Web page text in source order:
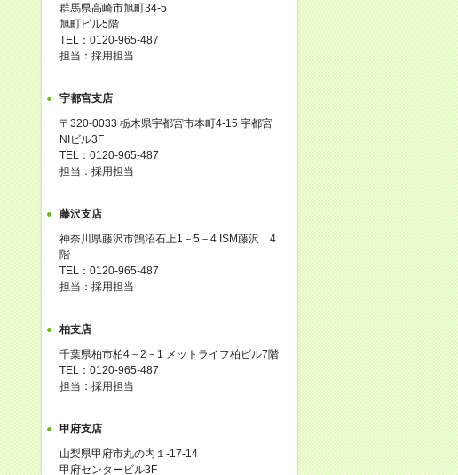
群馬県高崎市旭町34-5
旭町ビル5階
TEL：0120-965-487
担当：採用担当
宇都宮支店
〒320-0033 栃木県宇都宮市本町4-15 宇都宮
NIビル3F
TEL：0120-965-487
担当：採用担当
藤沢支店
神奈川県藤沢市鵠沼石上1－5－4 ISM藤沢 4
階
TEL：0120-965-487
担当：採用担当
柏支店
千葉県柏市柏4－2－1 メットライフ柏ビル7階
TEL：0120-965-487
担当：採用担当
甲府支店
山梨県甲府市丸の内１-17-14
甲府センタービル3F